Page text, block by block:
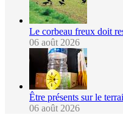
Le corbeau freux doit
06 août 2026
Être présents sur le
06 août 2026